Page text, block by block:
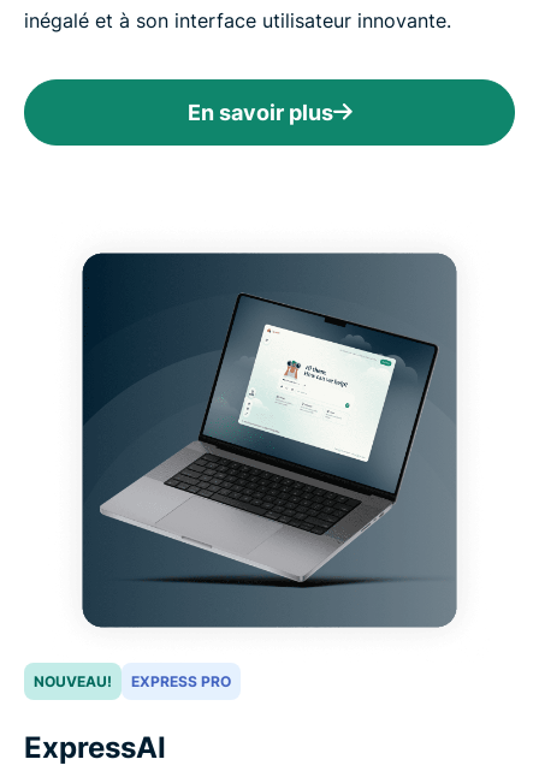
inégalé et à son interface utilisateur innovante.
En savoir plus
NOUVEAU! EXPRESS PRO
ExpressAI